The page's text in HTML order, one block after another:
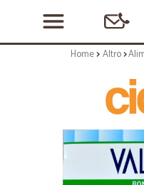
Home Altro